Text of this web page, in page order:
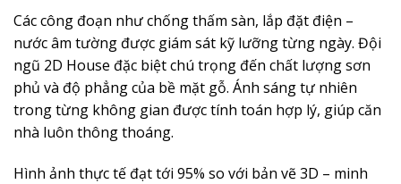
Các công đoạn như chống thấm sàn, lắp đặt điện –
nước âm tường được giám sát kỹ lưỡng từng ngày. Đội
ngũ 2D House đặc biệt chú trọng đến chất lượng sơn
phủ và độ phẳng của bề mặt gỗ. Ánh sáng tự nhiên
trong từng không gian được tính toán hợp lý, giúp căn
nhà luôn thông thoáng.
Hình ảnh thực tế đạt tới 95% so với bản vẽ 3D – minh